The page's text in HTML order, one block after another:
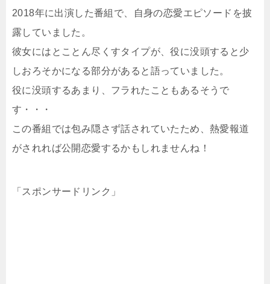
2018年に出演した番組で、自身の恋愛エピソードを披
露していました。
彼女にはとことん尽くすタイプが、役に没頭すると少
しおろそかになる部分があると語っていました。
役に没頭するあまり、フラれたこともあるそうで
す・・・
この番組では包み隠さず話されていたため、熱愛報道
がされれば公開恋愛するかもしれませんね！
「スポンサードリンク」